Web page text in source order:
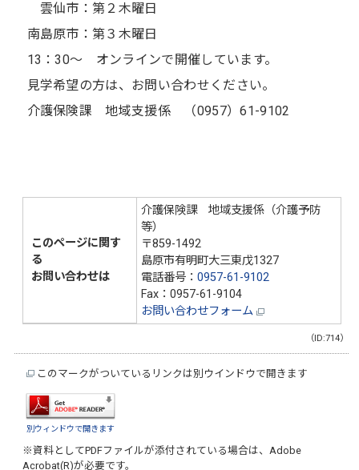
雲仙市：第２木曜日
南島原市：第３木曜日
13：30～ オンラインで開催しています。
見学希望の方は、お問い合わせください。
介護保険課 地域支援係 （0957）61-9102
このページに関す
る
お問い合わせは
介護保険課 地域支援係（介護予防
等）
〒859-1492
島原市有明町大三東戊1327
電話番号： 0957-61-9102
Fax：0957-61-9104
お問い合わせフォーム
（ID:714）
このマークがついているリンクは別ウインドウで開きます
別ウィンドウで開きます
※資料としてPDFファイルが添付されている場合は、Adobe
Acrobat(R)が必要です。